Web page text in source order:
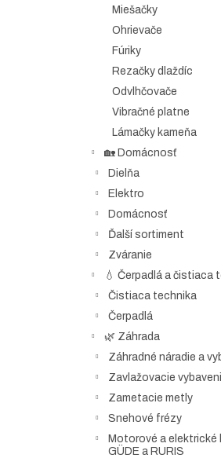
Miešačky
Ohrievače
Fúriky
Rezačky dlaždíc
Odvlhčovače
Vibračné platne
Lámačky kameňa
🏡 Domácnosť
Dielňa
Elektro
Domácnosť
Ďalší sortiment
Zváranie
💧 Čerpadlá a čistiaca
Čistiaca technika
Čerpadlá
🌿 Záhrada
Záhradné náradie a
Zavlažovacie
Zametacie metly
Snehové frézy
Motorové a elektrické
GÜDE a RURIS